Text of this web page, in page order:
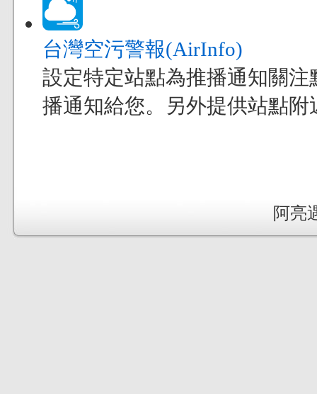
台灣空污警報(AirInfo)
設定特定站點為推播通知關
播通知給您。另外提供站點
阿亮